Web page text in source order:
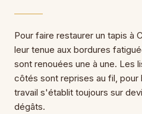
Pour faire restaurer un tapis à
leur tenue aux bordures
sont renouées une à une. Les
côtés sont reprises au fil,
travail s'établit toujours sur
dégâts.